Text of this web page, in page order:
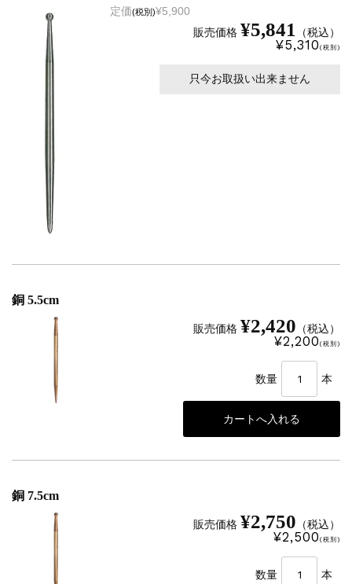
定価(税別)¥5,900
販売価格 ¥5,841 （税込）
¥5,310(税別)
只今お取扱い出来ません
銅 5.5cm
販売価格 ¥2,420 （税込）
¥2,200(税別)
数量 本
銅 7.5cm
販売価格 ¥2,750 （税込）
¥2,500(税別)
数量 本